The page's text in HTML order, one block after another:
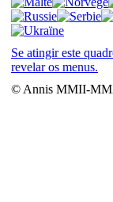
Se atingir este
revelar os menus.
© Annis MMII-